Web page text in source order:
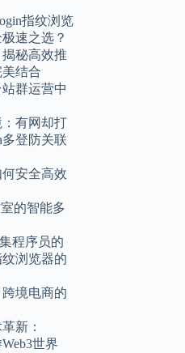
指纹浏览
速之选？
秘高效推
结合
群运营中
有网却打
登防关联
安全高效
的智能多
程序员的
浏览器的
境电商的
新：
世界